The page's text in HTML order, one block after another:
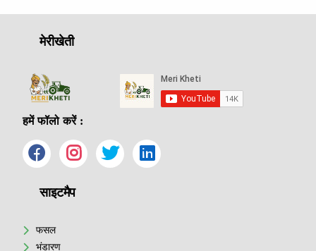
मेरीखेती
हमें फॉलो करें :
साइटमैप
फसल
भंडारण